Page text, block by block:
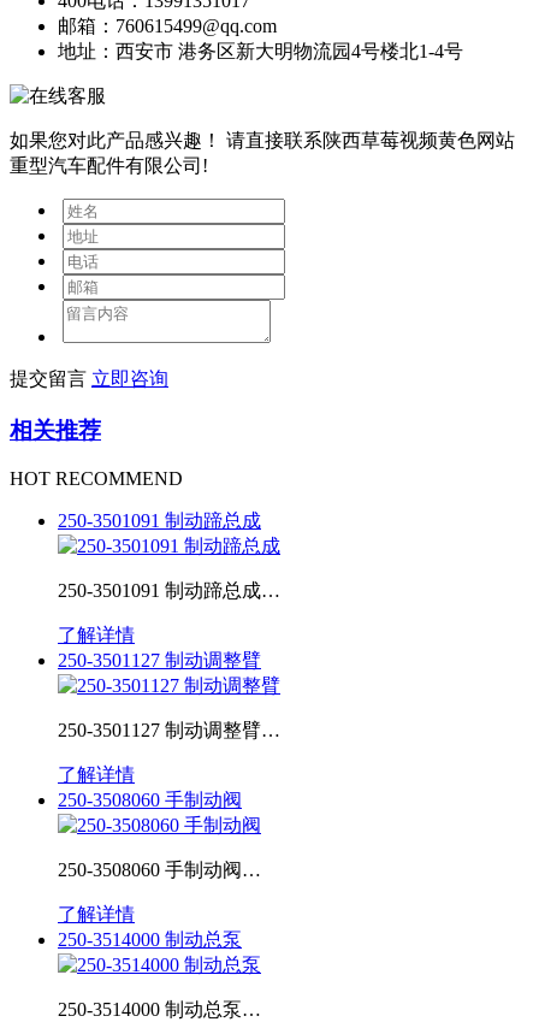
邮箱：760615499@qq.com
地址：西安市 港务区新大明物流园4号楼北1-4号
如果您对此产品感兴趣！
请直接联系陕西草莓视频黄色网站
重型汽车配件有限公司!
提交留言 立即咨询
相关推荐
HOT RECOMMEND
250-3501091 制动蹄总成
250-3501091 制动蹄总成…
了解详情
250-3501127 制动调整臂
250-3501127 制动调整臂…
了解详情
250-3508060 手制动阀
250-3508060 手制动阀…
了解详情
250-3514000 制动总泵
250-3514000 制动总泵…